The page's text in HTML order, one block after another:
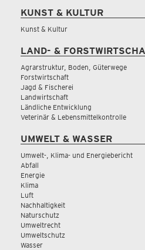
KUNST & KULTUR
Kunst & Kultur
LAND- &
Agrarstruktur, Boden, Güterwege
Forstwirtschaft
Jagd & Fischerei
Landwirtschaft
Ländliche Entwicklung
Veterinär & Lebensmittelkontrolle
UMWELT & WASSER
Umwelt-, Klima- und Energiebericht
Abfall
Energie
Klima
Luft
Nachhaltigkeit
Naturschutz
Umweltrecht
Umweltschutz
Wasser